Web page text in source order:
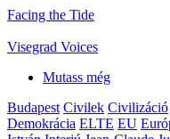
Facing the Tide
Visegrad Voices
Mutass még
Budapest Civilek Civilizáció
Demokrácia ELTE EU